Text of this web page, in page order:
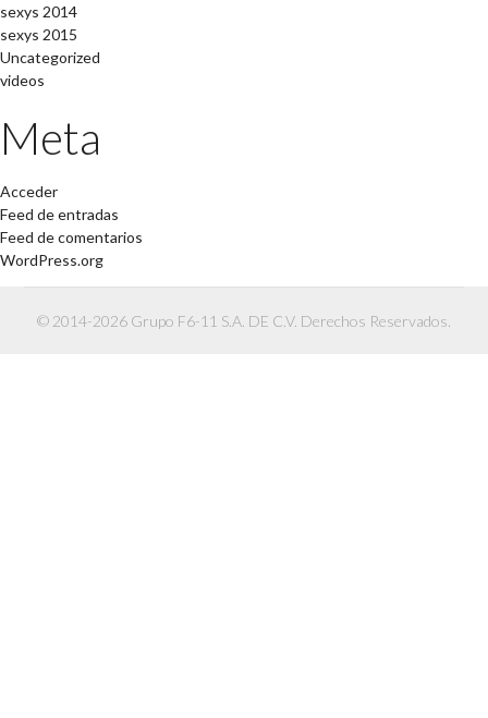
sexys 2014
sexys 2015
Uncategorized
videos
Meta
Acceder
Feed de entradas
Feed de comentarios
WordPress.org
© 2014-2026 Grupo F6-11 S.A. DE C.V. Derechos Reservados.